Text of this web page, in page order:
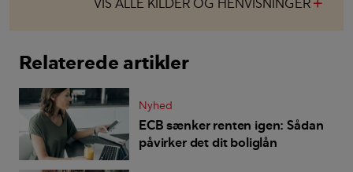
Relaterede artikler
Nyhed
ECB sænker renten igen: Sådan
påvirker det dit boliglån